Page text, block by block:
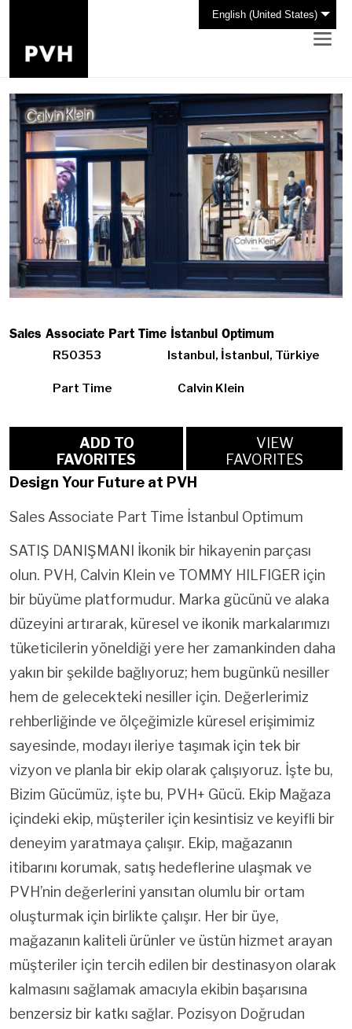
English (United States)
Sales Associate Part Time İstanbul Optimum
R50353 Istanbul, İstanbul, Türkiye
Part Time Calvin Klein
FAVORITES
VIEW
FAVORITES
Design Your Future at PVH
Sales Associate Part Time İstanbul Optimum
SATIŞ DANIŞMANI İkonik bir hikayenin parçası
olun. PVH, Calvin Klein ve TOMMY HILFIGER için
bir büyüme platformudur. Marka gücünü ve alaka
düzeyini artırarak, küresel ve ikonik markalarımızı
tüketicilerin yöneldiği yere her zamankinden daha
yakın bir şekilde bağlıyoruz; hem bugünkü nesiller
hem de gelecekteki nesiller için. Değerlerimiz
rehberliğinde ve ölçeğimizle küresel erişimimiz
sayesinde, modayı ileriye taşımak için tek bir
vizyon ve planla bir ekip olarak çalışıyoruz. İşte bu,
Bizim Gücümüz, işte bu, PVH+ Gücü. Ekip Mağaza
içindeki ekip, müşteriler için kesintisiz ve keyifli bir
deneyim yaratmaya çalışır. Ekip, mağazanın
itibarını korumak, satış hedeflerine ulaşmak ve
PVH’nin değerlerini yansıtan olumlu bir ortam
oluşturmak için birlikte çalışır. Her bir üye,
mağazanın kaliteli ürünler ve üstün hizmet arayan
müşteriler için tercih edilen bir destinasyon olarak
kalmasını sağlamak amacıyla ekibin başarısına
benzersiz bir katkı sağlar. Pozisyon Doğrudan